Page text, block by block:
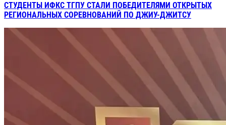
СТУДЕНТЫ ИФКС ТГПУ СТАЛИ ПОБЕДИТЕЛЯМИ ОТКРЫТЫХ
РЕГИОНАЛЬНЫХ СОРЕВНОВАНИЙ ПО ДЖИУ-ДЖИТСУ